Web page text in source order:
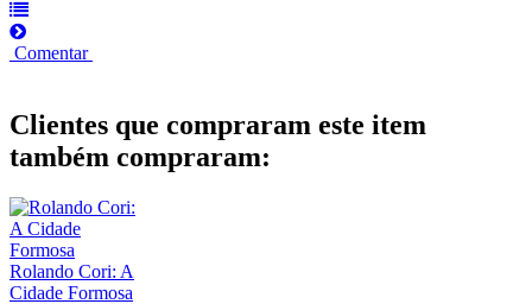
Comentar
Clientes que compraram este item
também compraram:
Rolando Cori: A
Cidade Formosa